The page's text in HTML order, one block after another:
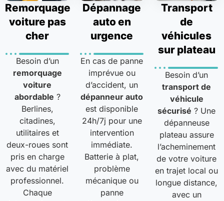
Remorquage
voiture pas
cher
Besoin d’un
remorquage
voiture
abordable ?
Berlines,
citadines,
utilitaires et
deux-roues sont
pris en charge
avec du matériel
professionnel.
Chaque
Dépannage
auto en
urgence
En cas de panne
imprévue ou
d’accident, un
dépanneur auto
est disponible
24h/7j pour une
intervention
immédiate.
Batterie à plat,
problème
mécanique ou
panne
Transport
de
véhicules
sur plateau
Besoin d’un
transport de
véhicule
sécurisé ? Une
dépanneuse
plateau assure
l’acheminement
de votre voiture
en trajet local ou
longue distance,
avec un